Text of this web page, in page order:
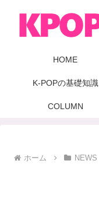
HOME
K-POPの基礎知識
COLUMN
ホーム NEWS